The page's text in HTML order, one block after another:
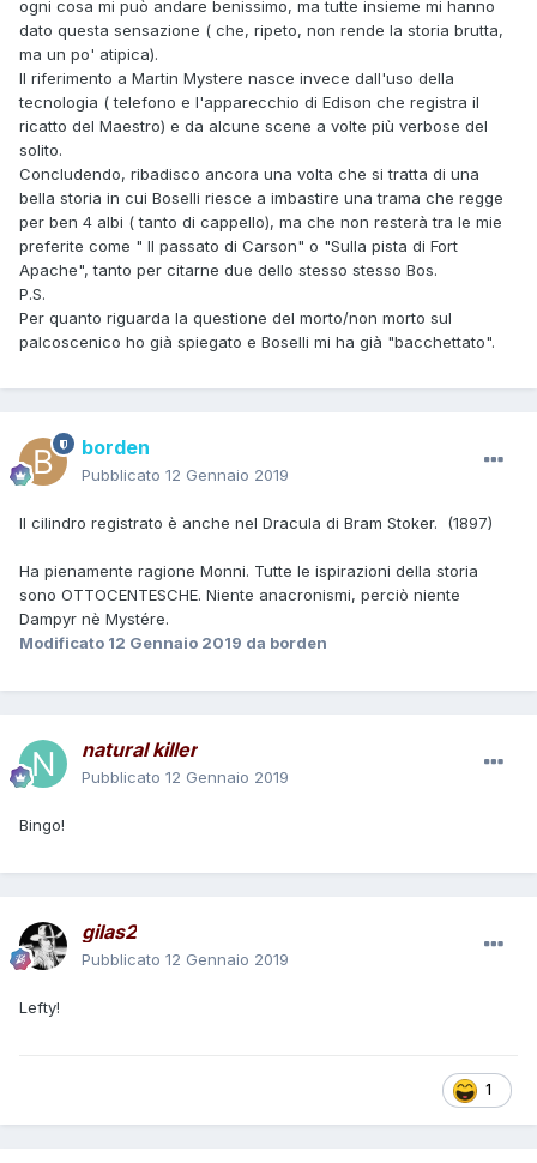
ogni cosa mi può andare benissimo, ma tutte insieme mi hanno
dato questa sensazione ( che, ripeto, non rende la storia brutta,
ma un po' atipica).
Il riferimento a Martin Mystere nasce invece dall'uso della
tecnologia ( telefono e l'apparecchio di Edison che registra il
ricatto del Maestro) e da alcune scene a volte più verbose del
solito.
Concludendo, ribadisco ancora una volta che si tratta di una
bella storia in cui Boselli riesce a imbastire una trama che regge
per ben 4 albi ( tanto di cappello), ma che non resterà tra le mie
preferite come " Il passato di Carson" o "Sulla pista di Fort
Apache", tanto per citarne due dello stesso stesso Bos.
P.S.
Per quanto riguarda la questione del morto/non morto sul
palcoscenico ho già spiegato e Boselli mi ha già "bacchettato".
borden
Pubblicato 12 Gennaio 2019
Il cilindro registrato è anche nel Dracula di Bram Stoker. (1897)
Ha pienamente ragione Monni. Tutte le ispirazioni della storia
sono OTTOCENTESCHE. Niente anacronismi, perciò niente
Dampyr nè Mystére.
Modificato 12 Gennaio 2019 da borden
natural killer
Pubblicato 12 Gennaio 2019
Bingo!
gilas2
Pubblicato 12 Gennaio 2019
Lefty!
1